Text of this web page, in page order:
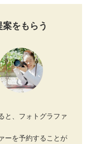
をもらう
と、フォトグラファ
ーを予約することが